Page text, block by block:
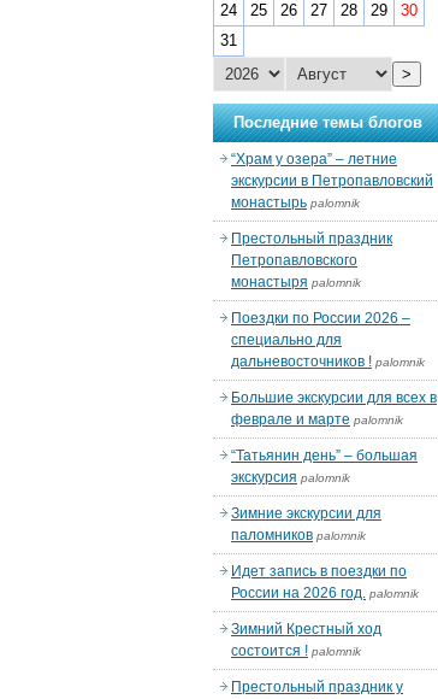
24
25 26 27 28 29
30
31
>
Последние темы блогов
“Храм у озера” – летние
экскурсии в Петропавловский
монастырь palomnik
Престольный праздник
Петропавловского
монастыря palomnik
Поездки по России 2026 –
специально для
дальневосточников ! palomnik
Большие экскурсии для всех в
феврале и марте palomnik
“Татьянин день” – большая
экскурсия palomnik
Зимние экскурсии для
паломников palomnik
Идет запись в поездки по
России на 2026 год. palomnik
Зимний Крестный ход
состоится ! palomnik
Престольный праздник у